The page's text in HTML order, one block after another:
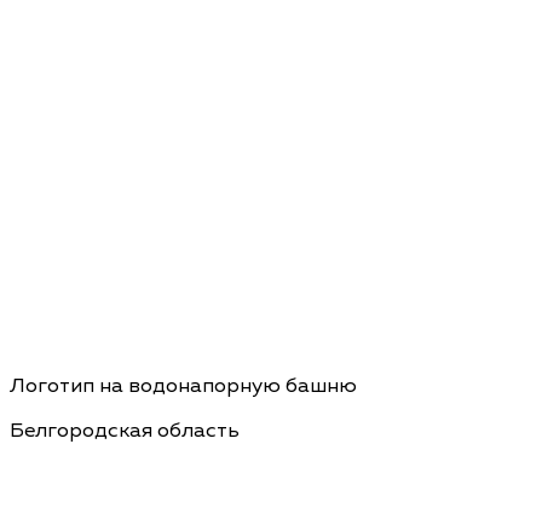
Логотип на водонапорную башню
Белгородская область